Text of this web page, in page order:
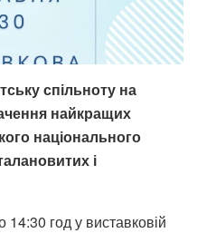
спільноту на
найкращих
національного
і
14:30 год у виставковій